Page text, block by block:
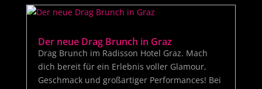
Der neue Drag Brunch in Graz
Drag Brunch im Radisson Hotel Graz. Mach
dich bereit für ein Erlebnis voller Glamour,
Geschmack und großartiger Performances! Bei